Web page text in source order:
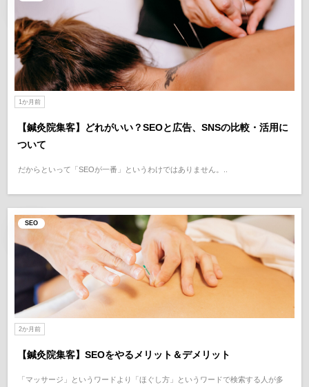
1か月前
【鍼灸院集客】どれがいい？SEOと広告、SNSの比較・活用に
ついて
だからといって「SEOが一番」というわけではありません。..
SEO
2か月前
【鍼灸院集客】SEOをやるメリット＆デメリット
「マッサージ」というワードより「ほぐし方」というワードで検索する人が多